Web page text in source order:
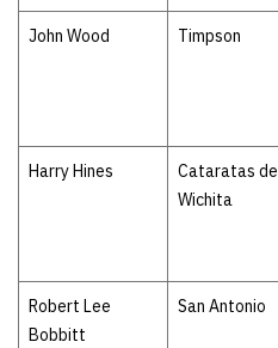
John Wood Timpson
Harry Hines
Cataratas de
Wichita
Robert Lee
Bobbitt
San Antonio